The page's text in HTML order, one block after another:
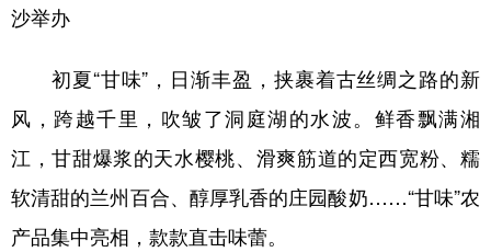
沙举办
初夏“甘味”，日渐丰盈，挟裹着古丝绸之路的新
风，跨越千里，吹皱了洞庭湖的水波。鲜香飘满湘
江，甘甜爆浆的天水樱桃、滑爽筋道的定西宽粉、糯
软清甜的兰州百合、醇厚乳香的庄园酸奶……“甘味”农
产品集中亮相，款款直击味蕾。